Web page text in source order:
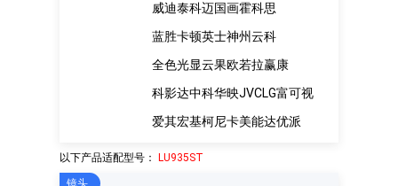
威迪泰科迈国画霍科思
蓝胜卡顿英士神州云科
全色光显云果欧若拉赢康
科影达中科华映JVCLG富可视
爱其宏基柯尼卡美能达优派
以下产品适配型号： LU935ST
镜头